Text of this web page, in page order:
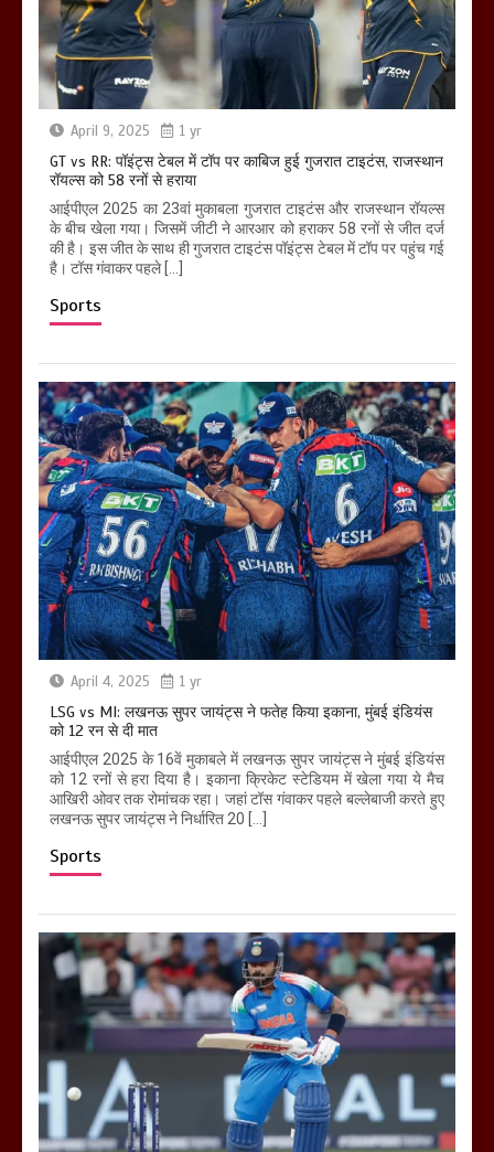
April 9, 2025 1 yr
GT vs RR: पॉइंट्स टेबल में टॉप पर काबिज हुई गुजरात टाइटंस, राजस्थान
रॉयल्स को 58 रनों से हराया
आईपीएल 2025 का 23वां मुकाबला गुजरात टाइटंस और राजस्थान रॉयल्स
के बीच खेला गया। जिसमें जीटी ने आरआर को हराकर 58 रनों से जीत दर्ज
की है। इस जीत के साथ ही गुजरात टाइटंस पॉइंट्स टेबल में टॉप पर पहुंच गई
है। टॉस गंवाकर पहले […]
Sports
April 4, 2025 1 yr
LSG vs MI: लखनऊ सुपर जायंट्स ने फतेह किया इकाना, मुंबई इंडियंस
को 12 रन से दी मात
आईपीएल 2025 के 16वें मुकाबले में लखनऊ सुपर जायंट्स ने मुंबई इंडियंस
को 12 रनों से हरा दिया है। इकाना क्रिकेट स्टेडियम में खेला गया ये मैच
आखिरी ओवर तक रोमांचक रहा। जहां टॉस गंवाकर पहले बल्लेबाजी करते हुए
लखनऊ सुपर जायंट्स ने निर्धारित 20 […]
Sports